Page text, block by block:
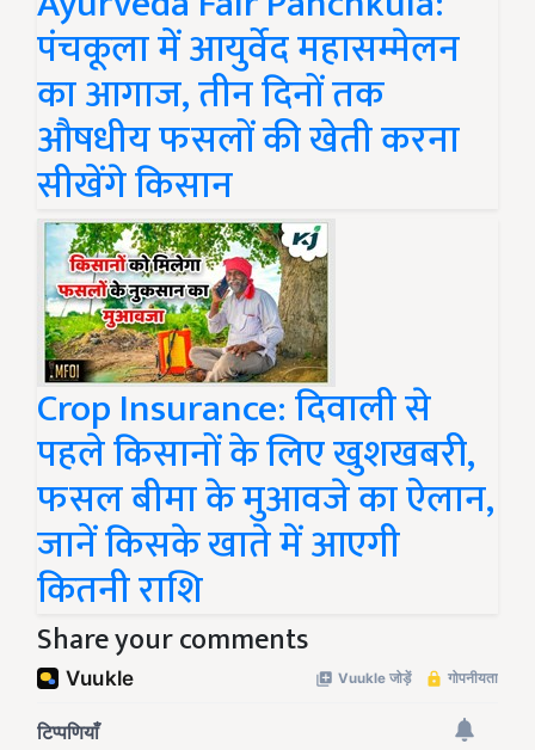
पंचकूला में आयुर्वेद महासम्मेलन
का आगाज, तीन दिनों तक
औषधीय फसलों की खेती करना
सीखेंगे किसान
Crop Insurance: दिवाली से
पहले किसानों के लिए खुशखबरी,
फसल बीमा के मुआवजे का ऐलान,
जानें किसके खाते में आएगी
कितनी राशि
Share your comments